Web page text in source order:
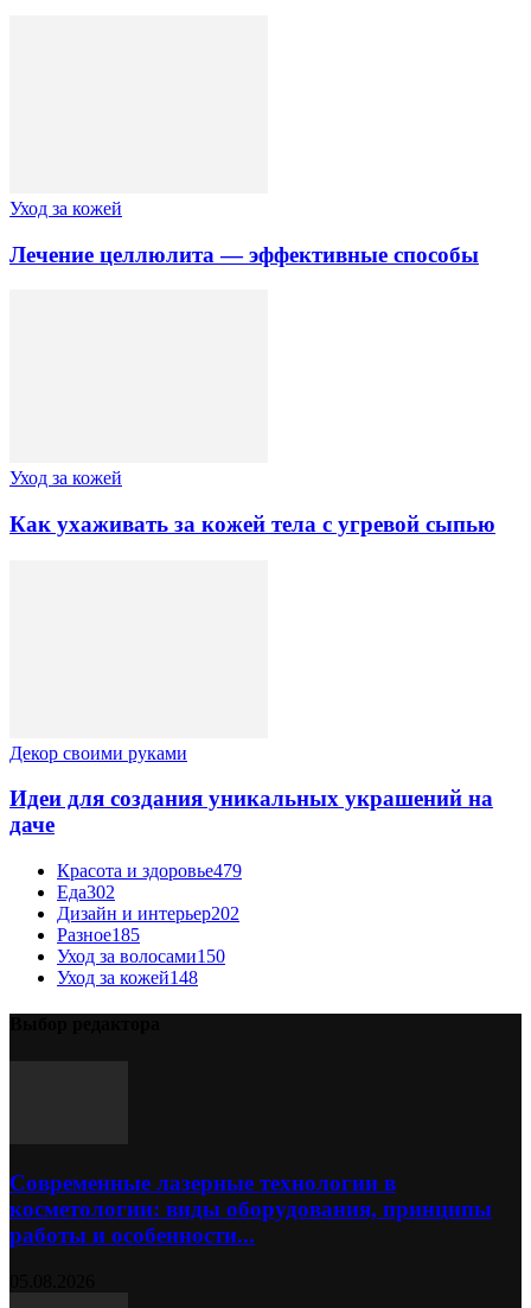
Уход за кожей
Лечение целлюлита — эффективные способы
Уход за кожей
Как ухаживать за кожей тела с угревой сыпью
Декор своими руками
Идеи для создания уникальных украшений на
даче
Красота и здоровье479
Еда302
Дизайн и интерьер202
Разное185
Уход за волосами150
Уход за кожей148
Современные лазерные технологии в
косметологии: виды оборудования, принципы
работы и особенности...